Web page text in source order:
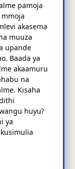
pamoja
akasema
muuza
upande
Baada ya
akaamuru
na
Kisaha
huyu?
ya